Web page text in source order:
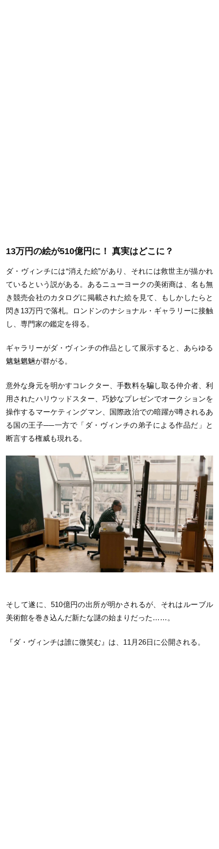
13万円の絵が510億円に！ 真実はどこに？
ダ・ヴィンチには“消えた絵”があり、それには救世主が描かれ
ているという説がある。あるニューヨークの美術商は、名も無
き競売会社のカタログに掲載された絵を見て、もしかしたらと
閃き13万円で落札。ロンドンのナショナル・ギャラリーに接触
し、専門家の鑑定を得る。
ギャラリーがダ・ヴィンチの作品として展示すると、あらゆる
魑魅魍魎が群がる。
意外な身元を明かすコレクター、手数料を騙し取る仲介者、利
用されたハリウッドスター、巧妙なプレゼンでオークションを
操作するマーケティングマン、国際政治での暗躍が噂されるあ
る国の王子──一方で「ダ・ヴィンチの弟子による作品だ」と
断言する権威も現れる。
そして遂に、510億円の出所が明かされるが、それはルーブル
美術館を巻き込んだ新たな謎の始まりだった……。
『ダ・ヴィンチは誰に微笑む』は、11月26日に公開される。